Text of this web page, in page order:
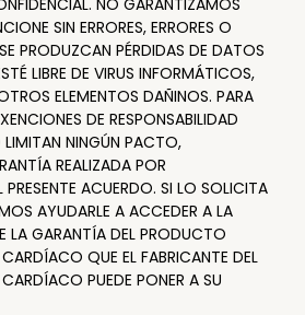
SIN ERRORES, ERRORES O
PRODUZCAN PÉRDIDAS DE DATOS
LIBRE DE VIRUS INFORMÁTICOS,
ELEMENTOS DAÑINOS. PARA
DE RESPONSABILIDAD
NINGÚN PACTO,
REALIZADA POR
ACUERDO. SI LO SOLICITA
AYUDARLE A ACCEDER A LA
LA GARANTÍA DEL PRODUCTO
QUE EL FABRICANTE DEL
PUEDE PONER A SU